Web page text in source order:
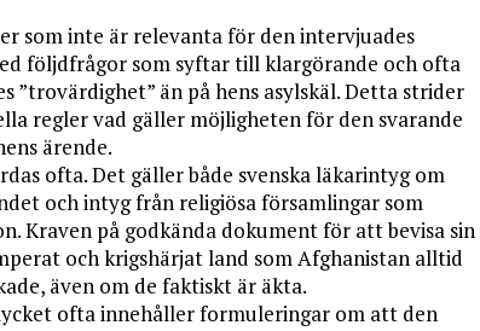
som inte är relevanta för den intervjuades
följdfrågor som syftar till klargörande och ofta
”trovärdighet” än på hens asylskäl. Detta strider
regler vad gäller möjligheten för den svarande
ärende.
ofta. Det gäller både svenska läkarintyg om
och intyg från religiösa församlingar som
Kraven på godkända dokument för att bevisa sin
och krigshärjat land som Afghanistan alltid
även om de faktiskt är äkta.
ofta innehåller formuleringar om att den